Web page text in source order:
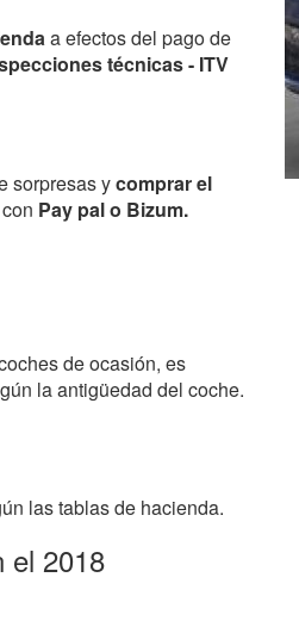
a efectos del pago de
técnicas - ITV
sorpresas ycomprar el
Pay pal o Bizum.
de ocasión, es
la antigüedad del coche.
las tablas de hacienda.
el 2018